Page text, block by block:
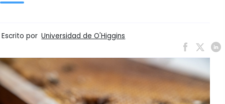
Escrito por Universidad de O'Higgins